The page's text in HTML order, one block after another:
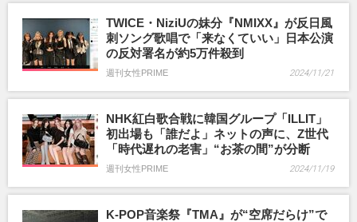
TWICE・NiziUの妹分『NMIXX』が反日風
刺ソング歌唱で「来なくていい」日本公演
の反対署名が約5万件殺到
週刊女性PRIME 2024/11/21
NHK紅白歌合戦に韓国グループ「ILLIT」
初出場も「誰だよ」ネットの声に、Z世代
「時代遅れの老害」“お茶の間”が分断
週刊女性PRIME 2024/11/19
K-POP音楽祭『TMA』が“空席だらけ”で